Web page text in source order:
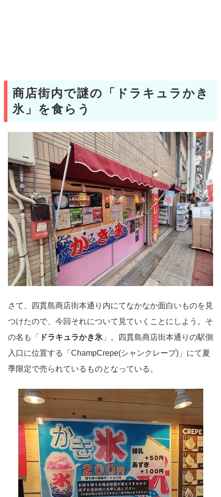
商店街内で謎の「ドラキュラかき
氷」を食らう
さて、四貫島商店街本通り内にてなかなか面白いものを見
つけたので、今回それについて見ていくことにしよう。そ
の名も「
ドラキュラかき氷 」。四貫島商店街本通りの駅側
入口に位置する「ChampCrepe(シャンクレープ)」にて夏
季限定で売られているものとなっている。